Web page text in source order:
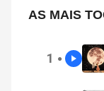
AS MAIS
1 ●